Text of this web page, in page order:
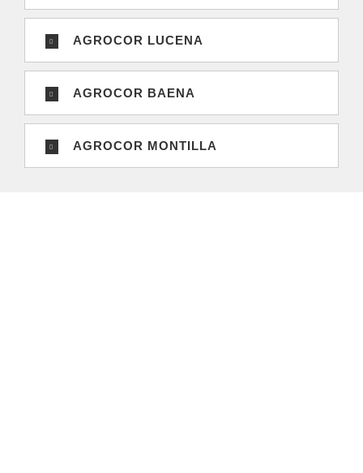
AGROCOR LUCENA
AGROCOR BAENA
AGROCOR MONTILLA